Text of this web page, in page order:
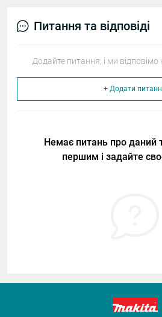
Питання та відповіді
Додайте питання, і ми
+ Додати
Немає питань про даний
першим і задайте